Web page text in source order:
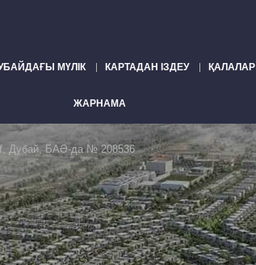
МҮЛІК КАРТАДАН ІЗДЕУ ҚАЛАЛАР
ЖАРНАМА
Дубай, БАӘ-да № 208536